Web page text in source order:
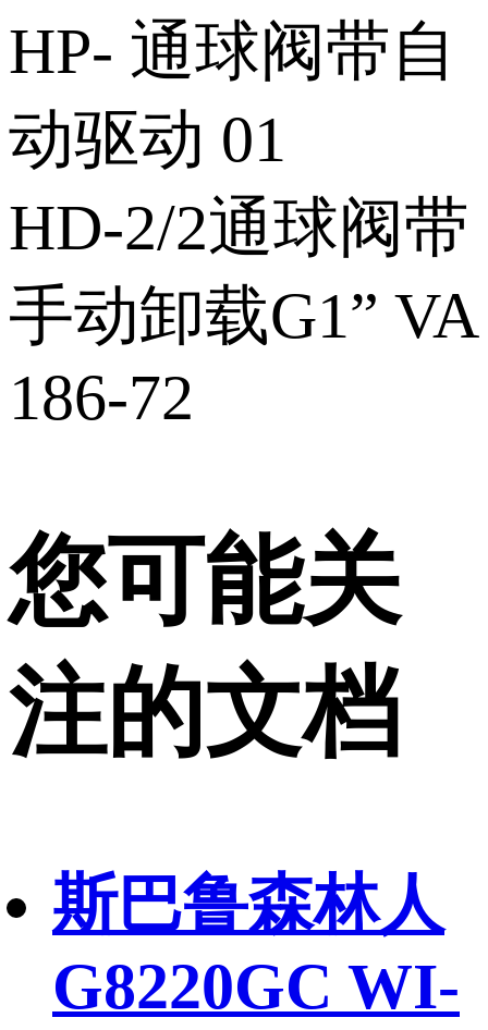
HP‑ 通球阀带自
动驱动 01
HD‑2/2通球阀带
手动卸载G1” VA
186‑72
您可能关
注的文档
斯巴鲁森林人
G8220GC WI-